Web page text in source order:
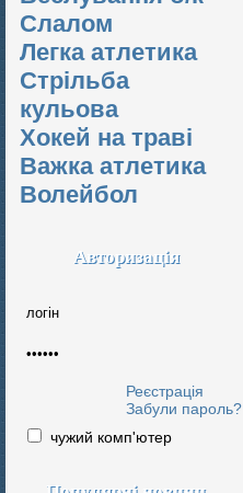
Cлалом
Легка атлетика
Стрільба
кульова
Хокей на траві
Важка атлетика
Волейбол
Авторизація
Реєстрація
Забули пароль?
чужий комп'ютер